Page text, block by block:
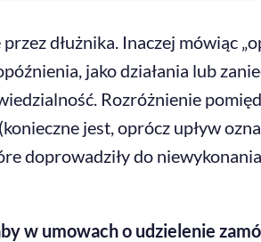
dłużnika. Inaczej mówiąc
jako działania lub
Rozróżnienie
jest, oprócz upływ
doprowadziły do
w umowach o udzielenie